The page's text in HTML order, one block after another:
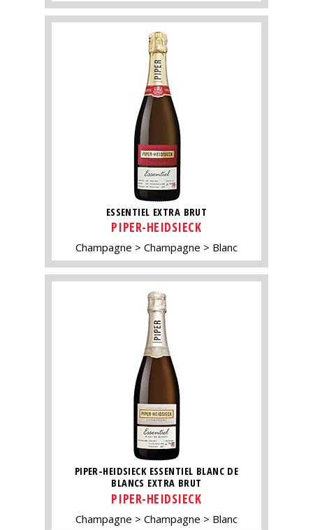
ESSENTIEL EXTRA BRUT
PIPER-HEIDSIECK
Champagne Champagne Blanc
PIPER-HEIDSIECK ESSENTIEL BLANC DE
BLANCS EXTRA BRUT
PIPER-HEIDSIECK
Champagne Champagne Blanc